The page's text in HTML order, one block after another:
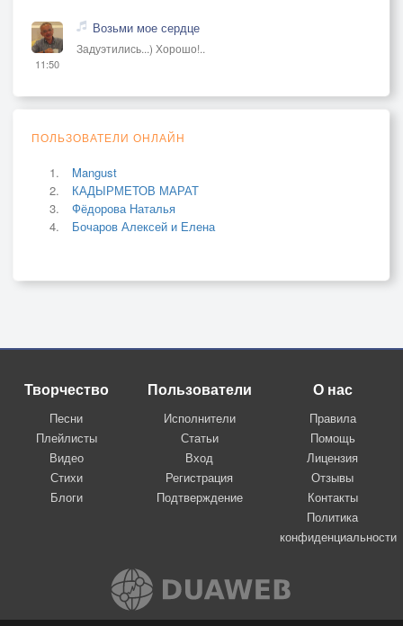
11:50
Возьми мое сердце
Задуэтились...) Хорошо!..
ПОЛЬЗОВАТЕЛИ ОНЛАЙН
Mangust
КАДЫРМЕТОВ МАРАТ
Фёдорова Наталья
Бочаров Алексей и Елена
Творчество
Песни
Плейлисты
Видео
Стихи
Блоги
Пользователи
Исполнители
Статьи
Вход
Регистрация
Подтверждение
О нас
Правила
Помощь
Лицензия
Отзывы
Контакты
Политика
конфиденциальности